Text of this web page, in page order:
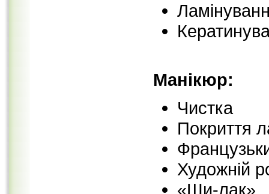
Манікюр:
Чистка
Покриття
Художній
«Ши-лак»